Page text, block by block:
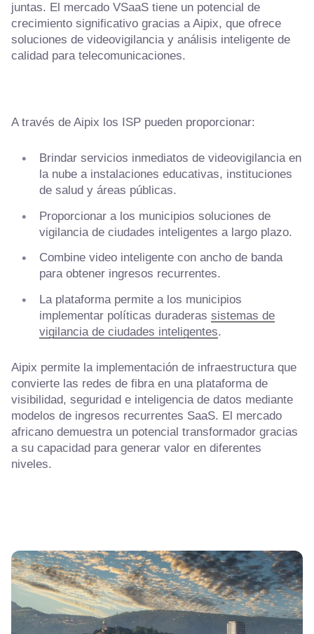
juntas. El mercado VSaaS tiene un potencial de
crecimiento significativo gracias a Aipix, que ofrece
soluciones de videovigilancia y análisis inteligente de
calidad para telecomunicaciones.
A través de Aipix los ISP pueden proporcionar:
Brindar servicios inmediatos de videovigilancia en
la nube a instalaciones educativas, instituciones
de salud y áreas públicas.
Proporcionar a los municipios soluciones de
vigilancia de ciudades inteligentes a largo plazo.
Combine video inteligente con ancho de banda
para obtener ingresos recurrentes.
La plataforma permite a los municipios
implementar políticas duraderas sistemas de
vigilancia de ciudades inteligentes.
Aipix permite la implementación de infraestructura que
convierte las redes de fibra en una plataforma de
visibilidad, seguridad e inteligencia de datos mediante
modelos de ingresos recurrentes SaaS. El mercado
africano demuestra un potencial transformador gracias
a su capacidad para generar valor en diferentes
niveles.